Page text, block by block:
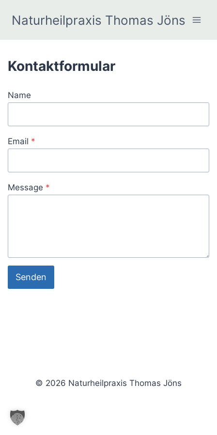
InhaltNaturheilpraxis Thomas Jöns
Kontaktformular
Name
Email *
Message *
Senden
© 2026 Naturheilpraxis Thomas Jöns